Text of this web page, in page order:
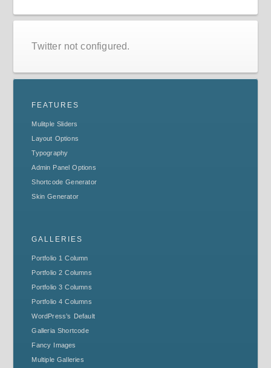
Twitter not configured.
FEATURES
Mulitple Sliders
Layout Options
Typography
Admin Panel Options
Shortcode Generator
Skin Generator
GALLERIES
Portfolio 1 Column
Portfolio 2 Columns
Portfolio 3 Columns
Portfolio 4 Columns
WordPress’s Default
Galleria Shortcode
Fancy Images
Multiple Galleries